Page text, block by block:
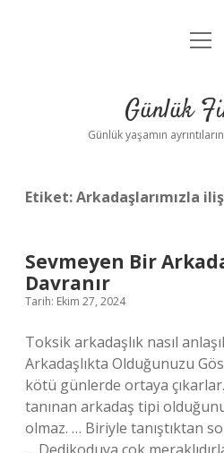
Anasayfa
Yasal
Günlük
Günlük yaşamın
Etiket:Arkadaşlarımızla
Sevmeyen Bir
Davranır
Tarih: Ekim 27, 2024
Toksik arkadaşlık nasıl
Arkadaşlıkta Olduğunuzu
kötü günlerde ortaya
tanınan arkadaş tipi
olmaz. … Biriyle tanıştıktan